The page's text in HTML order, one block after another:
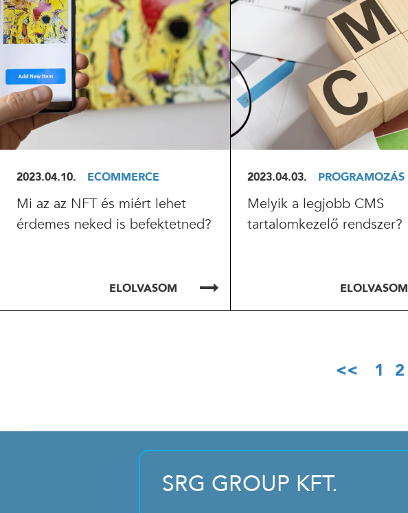
ELOLVASOM
2023.04.10. ECOMMERCE
Mi az az NFT és miért lehet
érdemes neked is befektetned?
ELOLVASOM
ELOLVASOM
2023.04.03. PROGRAMOZÁS
Melyik a legjobb CMS
tartalomkezelő rendszer?
ELOLVASOM
1 2
SRG GROUP KFT.